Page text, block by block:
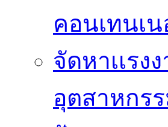
คอนเทนเน
จัดหาเเร
อุตสาหกร